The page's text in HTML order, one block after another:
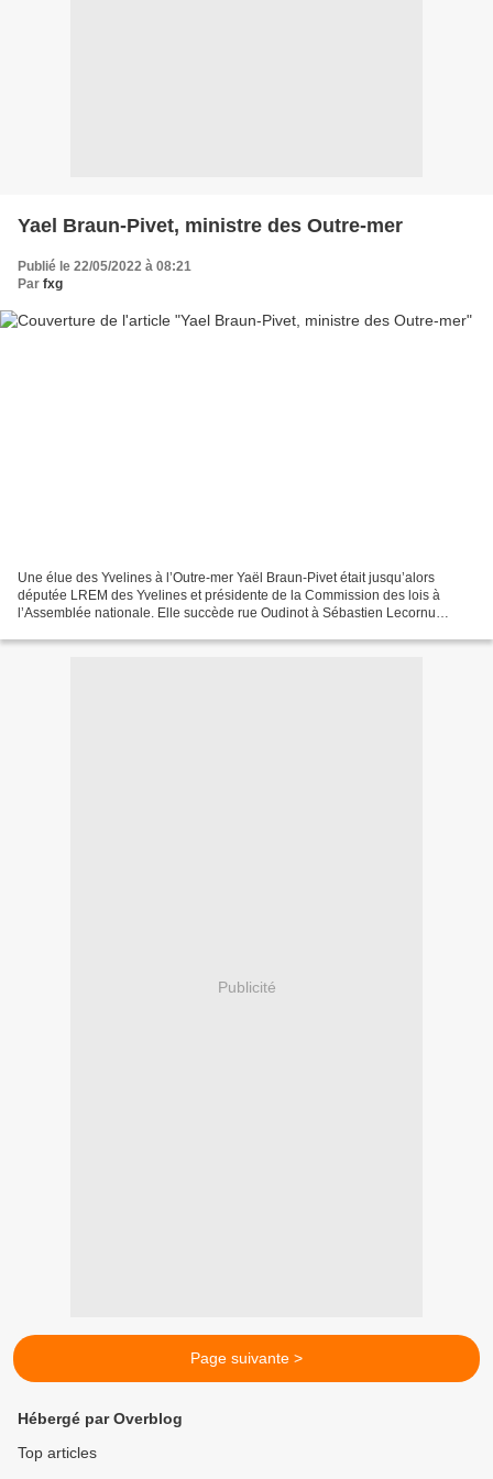
Yael Braun-Pivet, ministre des Outre-mer
Publié le 22/05/2022 à 08:21
Par fxg
Une élue des Yvelines à l’Outre-mer Yaël Braun-Pivet était jusqu’alors
députée LREM des Yvelines et présidente de la Commission des lois à
l’Assemblée nationale. Elle succède rue Oudinot à Sébastien Lecornu
Publicité
Page suivante >
Hébergé par Overblog
Top articles